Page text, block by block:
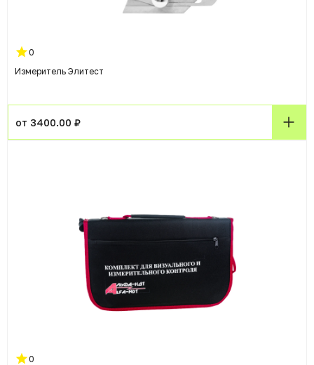
0
Измеритель Элитест
от 3400.00 ₽
0